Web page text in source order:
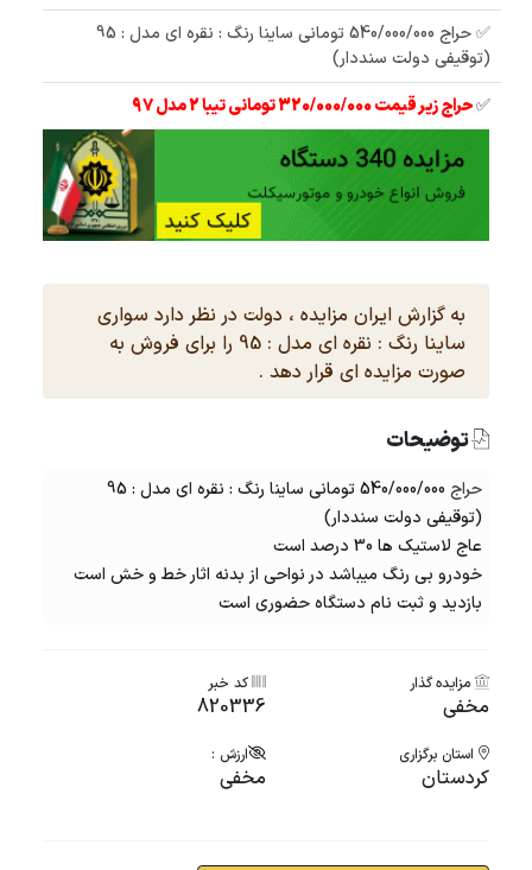
✅ حراج 540/000/000 تومانی ساینا رنگ : نقره ای مدل : 95
(توقیفی دولت سنددار)
✅حراج زیر قیمت 320/000/000 تومانی تیبا 2 مدل 97
به گزارش ایران مزایده ، دولت در نظر دارد سواری
ساینا رنگ : نقره ای مدل : 95 را برای فروش به
صورت مزایده ای قرار دهد .
توضیحات
حراج
540/000/000 تومانی ساینا رنگ : نقره ای مدل : 95
(توقیفی دولت سنددار)
عاج لاستیک ها 30 درصد است
خودرو بی رنگ میباشد در نواحی از بدنه اثار خط و خش است
بازدید و ثبت نام دستگاه حضوری است
مزایده گذار
مخفی
کد خبر
820336
استان برگزاری
کردستان
ارزش :
مخفی